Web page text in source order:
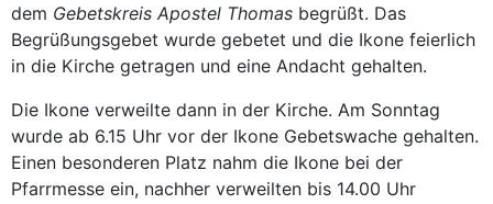
dem Gebetskreis Apostel Thomas begrüßt. Das
Begrüßungsgebet wurde gebetet und die Ikone feierlich
in die Kirche getragen und eine Andacht gehalten.
Die Ikone verweilte dann in der Kirche. Am Sonntag
wurde ab 6.15 Uhr vor der Ikone Gebetswache gehalten.
Einen besonderen Platz nahm die Ikone bei der
Pfarrmesse ein, nachher verweilten bis 14.00 Uhr